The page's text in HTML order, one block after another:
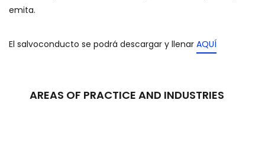
emita.
El salvoconducto se podrá descargar y llenar AQUÍ
AREAS OF PRACTICE AND INDUSTRIES